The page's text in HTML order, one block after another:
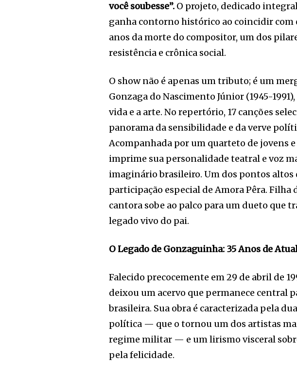
você soubesse”. O projeto, dedicado
ganha contorno histórico ao coincidir com
anos da morte do compositor, um dos
resistência e crônica social.
O show não é apenas um tributo; é um
Gonzaga do Nascimento Júnior (1945-
vida e a arte. No repertório, 17 canções
panorama da sensibilidade e da verve
Acompanhada por um quarteto de jovens
imprime sua personalidade teatral e voz
imaginário brasileiro. Um dos pontos altos
participação especial de Amora Pêra. Filha
cantora sobe ao palco para um dueto que
legado vivo do pai.
O Legado de Gonzaguinha: 35 Anos de
Falecido precocemente em 29 de abril de
deixou um acervo que permanece central
brasileira. Sua obra é caracterizada pela
política — que o tornou um dos artistas
regime militar — e um lirismo visceral
pela felicidade.